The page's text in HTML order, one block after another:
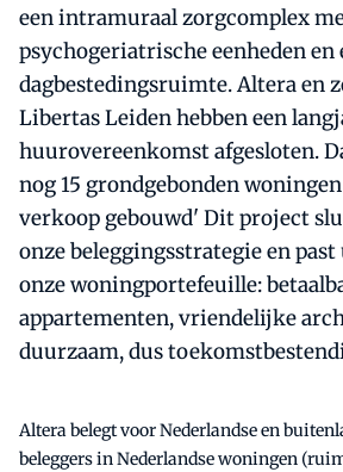
een intramuraal zorgcomplex
psychogeriatrische eenheden en
dagbestedingsruimte. Altera en
Libertas Leiden hebben een
huurovereenkomst afgesloten.
nog 15 grondgebonden
verkoop gebouwd' Dit project
onze beleggingsstrategie en
onze woningportefeuille:
appartementen, vriendelijke
duurzaam, dus
Altera belegt voor Nederlandse en
beleggers in Nederlandse woningen